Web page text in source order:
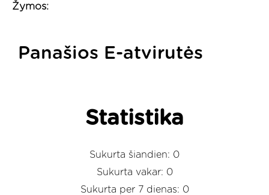
Žymos:
Panašios E-atvirutės
Statistika
Sukurta šiandien: 0
Sukurta vakar: 0
Sukurta per 7 dienas: 0